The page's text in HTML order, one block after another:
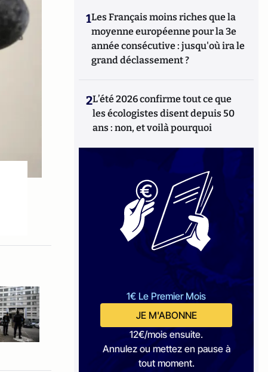
1Les Français moins riches que la
moyenne européenne pour la 3e
année consécutive : jusqu'où ira le
grand déclassement ?
2L’été 2026 confirme tout ce que
les écologistes disent depuis 50
ans : non, et voilà pourquoi
1€ Le Premier Mois
JE M'ABONNE
12€/mois ensuite.
Annulez ou mettez en pause à
tout moment.